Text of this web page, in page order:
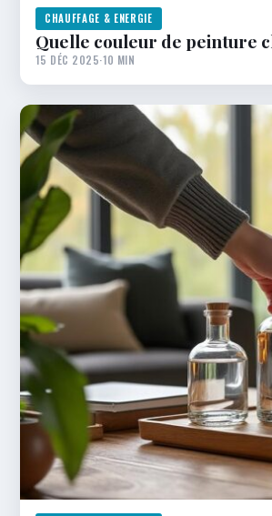
CHAUFFAGE & ENERGIE
Quelle couleur de peinture
15 DÉC 2025·10 MIN